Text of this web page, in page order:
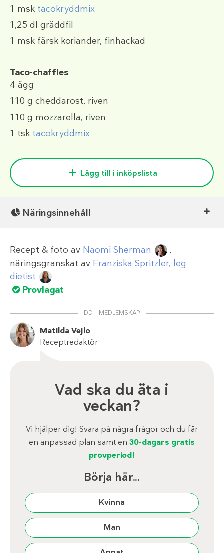
1 msk tacokryddmix
1,25 dl gräddfil
1 msk färsk koriander, finhackad
Taco-chaffles
4 ägg
110 g cheddarost, riven
110 g mozzarella, riven
1 tsk tacokryddmix
Lägg till i inköpslista
Näringsinnehåll
Recept & foto av Naomi Sherman
,
näringsgranskat av Franziska Spritzler, leg
dietist
Provlagat
DD+ MEDLEMSKAP
Matilda Vejlo
Receptredaktör
Vad ska du äta i
veckan?
Vi hjälper dig! Svara på några frågor och du får
en anpassad plan samt en 30-dagars gratis
provperiod!
Börja här...
Kvinna
Man